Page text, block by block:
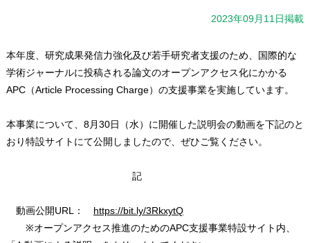
2023年09月11日掲載
本年度、研究成果発信力強化及び若手研究者支援のため、国際的な
学術ジャーナルに投稿される論文のオープンアクセス化にかかる
APC（Article Processing Charge）の支援事業を実施しています。
本事業について、8月30日（水）に開催した説明会の動画を下記のと
おり特設サイトにて公開しましたので、ぜひご覧ください。
記
動画公開URL： https://bit.ly/3RkxytQ
※オープンアクセス推進のためのAPC支援事業特設サイト内、